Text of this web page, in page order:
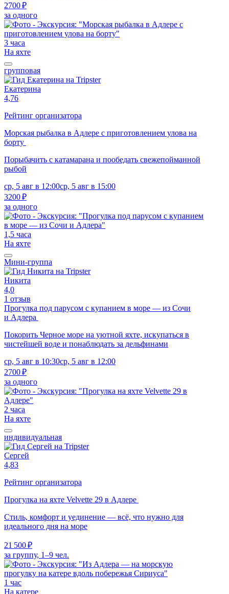
2700 ₽
за одного
3 часа
На яхте
групповая
Екатерина
4,76
Рейтинг организатора
Морская рыбалка в Адлере с приготовлением улова на
борту
Порыбачить с катамарана и пообедать свежепойманной
рыбой
ср, 5 авг в 12:00ср, 5 авг в 15:00
3200 ₽
за одного
1,5 часа
На яхте
Мини-группа
Никита
4,0
1 отзыв
Прогулка под парусом с купанием в море — из Сочи
и Адлера
Покорить Черное море на уютной яхте, искупаться в
чистейшей воде и понаблюдать за дельфинами
ср, 5 авг в 10:30ср, 5 авг в 12:00
2700 ₽
за одного
2 часа
На яхте
индивидуальная
Сергей
4,83
Рейтинг организатора
Прогулка на яхте Velvette 29 в Адлере
Стиль, комфорт и уединение — всё, что нужно для
идеального дня на море
21 500 ₽
за группу, 1–9 чел.
1 час
На катере